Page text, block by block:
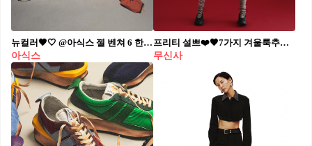
뉴컬러🖤🤍 @아식스 젤 벤쳐 6 한국 단독 출시🇰🇷🏕️아웃도어에 고프코어룩까지 데일리템 #광고
아식스
프리티 설쁘❤️🖤7가지 겨울룩​ 추워진 날씨❄️무신사 23FW 기획전에서 신상 구경해🛍️#광고​ ​ - 매일 오전 11시 선착순 18% 쿠폰 증정​ - 무신사 전 회원 대상 15%/10%/7% 쿠폰 지급​ - 인기 브랜드 신상을 무신사에서만 단독으로 최대 60%할인​
무신사